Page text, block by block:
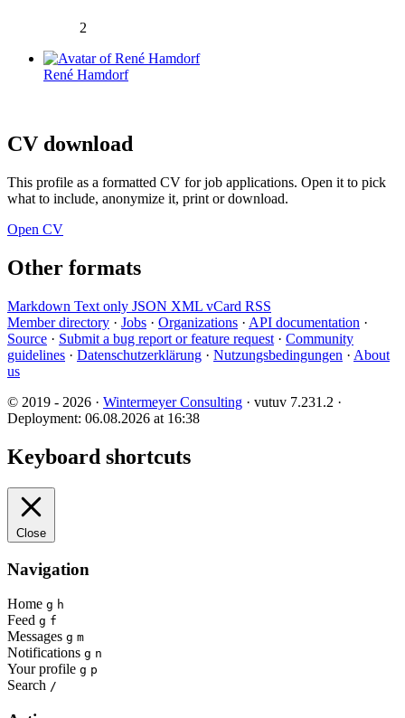
2
René Hamdorf
CV download
This profile as a formatted CV for job applications. Open it to pick
what to include, anonymize it, print or download.
Open CV
Other formats
Markdown Text only JSON XML vCard RSS
Member directory · Jobs · Organizations · API documentation ·
Source · Submit a bug report or feature request · Community
guidelines · Datenschutzerklärung · Nutzungsbedingungen · About
us
© 2019 - 2026 · Wintermeyer Consulting · vutuv 7.231.2 ·
Deployment: 06.08.2026 at 16:38
Keyboard shortcuts
Close
Navigation
Home g h
Feed g f
Messages g m
Notifications g n
Your profile g p
Search /